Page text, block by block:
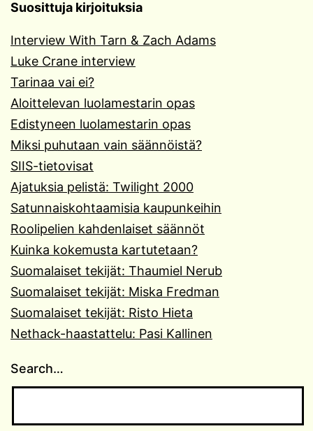
Suosittuja kirjoituksia
Interview With Tarn & Zach Adams
Luke Crane interview
Tarinaa vai ei?
Aloittelevan luolamestarin opas
Edistyneen luolamestarin opas
Miksi puhutaan vain säännöistä?
SIIS-tietovisat
Ajatuksia pelistä: Twilight 2000
Satunnaiskohtaamisia kaupunkeihin
Roolipelien kahdenlaiset säännöt
Kuinka kokemusta kartutetaan?
Suomalaiset tekijät: Thaumiel Nerub
Suomalaiset tekijät: Miska Fredman
Suomalaiset tekijät: Risto Hieta
Nethack-haastattelu: Pasi Kallinen
Search…